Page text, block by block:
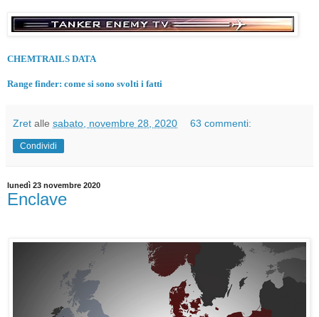
CHEMTRAILS DATA
Range finder: come si sono svolti i fatti
Zret alle sabato, novembre 28, 2020 63 commenti:
Condividi
lunedì 23 novembre 2020
Enclave